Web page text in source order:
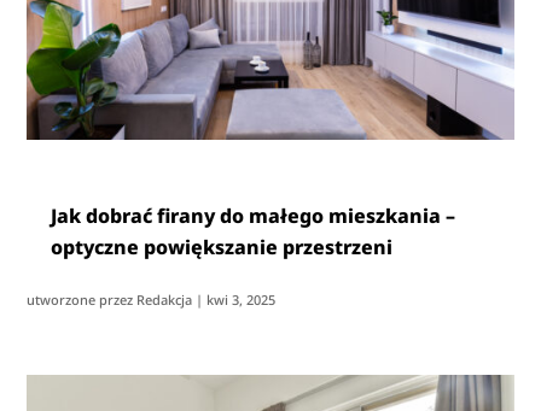
Jak dobrać firany do małego mieszkania –
optyczne powiększanie przestrzeni
utworzone przez Redakcja | kwi 3, 2025